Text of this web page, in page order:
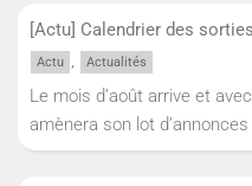
[Actu] Calendrier des
Actu , Actualités
Le mois d’août arrive et
amènera son lot d’annonces